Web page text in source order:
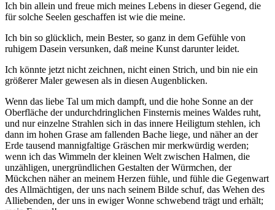
Ich bin allein und freue mich meines Lebens in dieser Gegend, die
für solche Seelen geschaffen ist wie die meine.
Ich bin so glücklich, mein Bester, so ganz in dem Gefühle von
ruhigem Dasein versunken, daß meine Kunst darunter leidet.
Ich könnte jetzt nicht zeichnen, nicht einen Strich, und bin nie ein
größerer Maler gewesen als in diesen Augenblicken.
Wenn das liebe Tal um mich dampft, und die hohe Sonne an der
Oberfläche der undurchdringlichen Finsternis meines Waldes ruht,
und nur einzelne Strahlen sich in das innere Heiligtum stehlen, ich
dann im hohen Grase am fallenden Bache liege, und näher an der
Erde tausend mannigfaltige Gräschen mir merkwürdig werden;
wenn ich das Wimmeln der kleinen Welt zwischen Halmen, die
unzähligen, unergründlichen Gestalten der Würmchen, der
Mückchen näher an meinem Herzen fühle, und fühle die Gegenwart
des Allmächtigen, der uns nach seinem Bilde schuf, das Wehen des
Alliebenden, der uns in ewiger Wonne schwebend trägt und erhält;